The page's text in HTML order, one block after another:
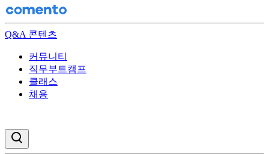
Q&A 콘텐츠
커뮤니티
직무부트캠프
클래스
채용